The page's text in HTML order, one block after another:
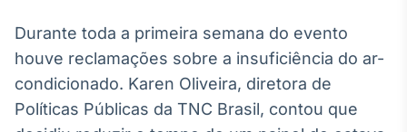
ativos
Datafeed
Durante toda a primeira semana do evento
houve reclamações sobre a insuficiência do ar-
condicionado. Karen Oliveira, diretora de
Políticas Públicas da TNC Brasil, contou que